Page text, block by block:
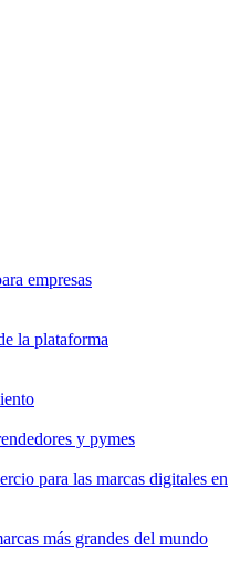
empresas
la plataforma
y pymes
para las marcas digitales en
más grandes del mundo